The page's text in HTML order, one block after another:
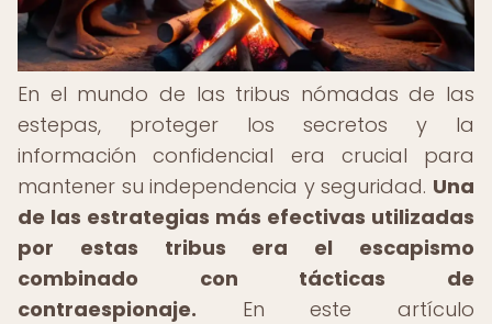
En el mundo de las tribus nómadas de las
estepas, proteger los secretos y la
información confidencial era crucial para
mantener su independencia y seguridad. Una
de las estrategias más efectivas utilizadas
por estas tribus era el escapismo
combinado con tácticas de
contraespionaje. En este artículo